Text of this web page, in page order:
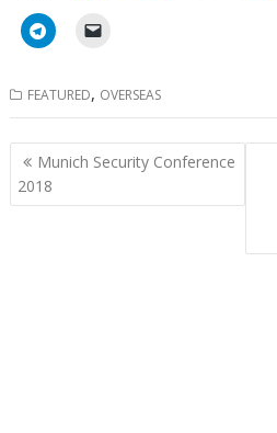
FEATURED, OVERSEAS
Post
navigation
Munich Security Conference
2018